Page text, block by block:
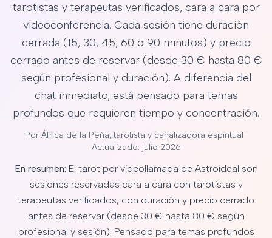
tarotistas y terapeutas verificados, cara a cara por
videoconferencia. Cada sesión tiene duración
cerrada (15, 30, 45, 60 o 90 minutos) y precio
cerrado antes de reservar (desde 30 € hasta 80 €
según profesional y duración). A diferencia del
chat inmediato, está pensado para temas
profundos que requieren tiempo y concentración.
Por África de la Peña, tarotista y canalizadora espiritual ·
Actualizado: julio 2026
En resumen: El tarot por videollamada de Astroideal son
sesiones reservadas cara a cara con tarotistas y
terapeutas verificados, con duración y precio cerrado
antes de reservar (desde 30 € hasta 80 € según
profesional y sesión). Pensado para temas profundos